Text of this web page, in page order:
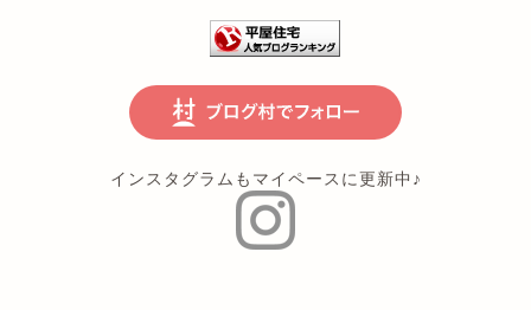
インスタグラムもマイペースに更新中♪